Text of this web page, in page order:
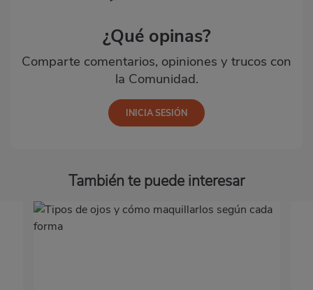
¿Qué opinas?
Comparte comentarios, opiniones y trucos con
la Comunidad.
También te puede interesar